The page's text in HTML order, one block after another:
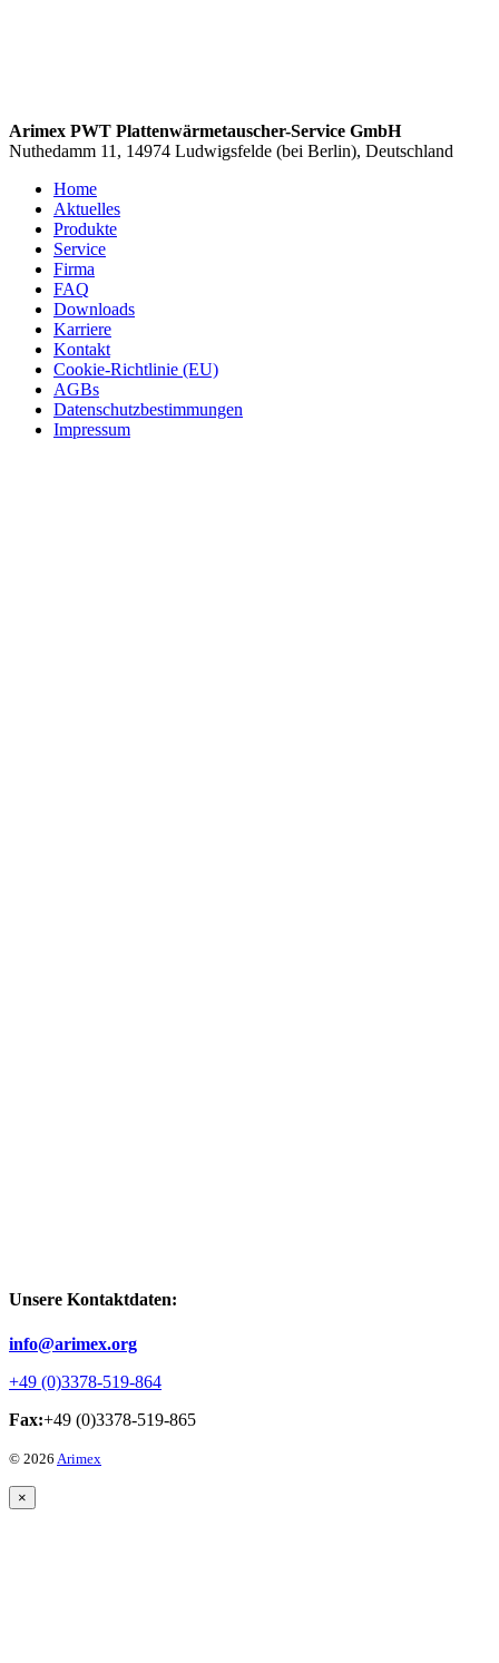
Arimex PWT Plattenwärmetauscher-Service GmbH
Nuthedamm 11, 14974 Ludwigsfelde (bei Berlin), Deutschland
Home
Aktuelles
Produkte
Service
Firma
FAQ
Downloads
Karriere
Kontakt
Cookie-Richtlinie (EU)
AGBs
Datenschutzbestimmungen
Impressum
Unsere Kontaktdaten:
info@arimex.org
+49 (0)3378-519-864
Fax:+49 (0)3378-519-865
© 2026 Arimex
×